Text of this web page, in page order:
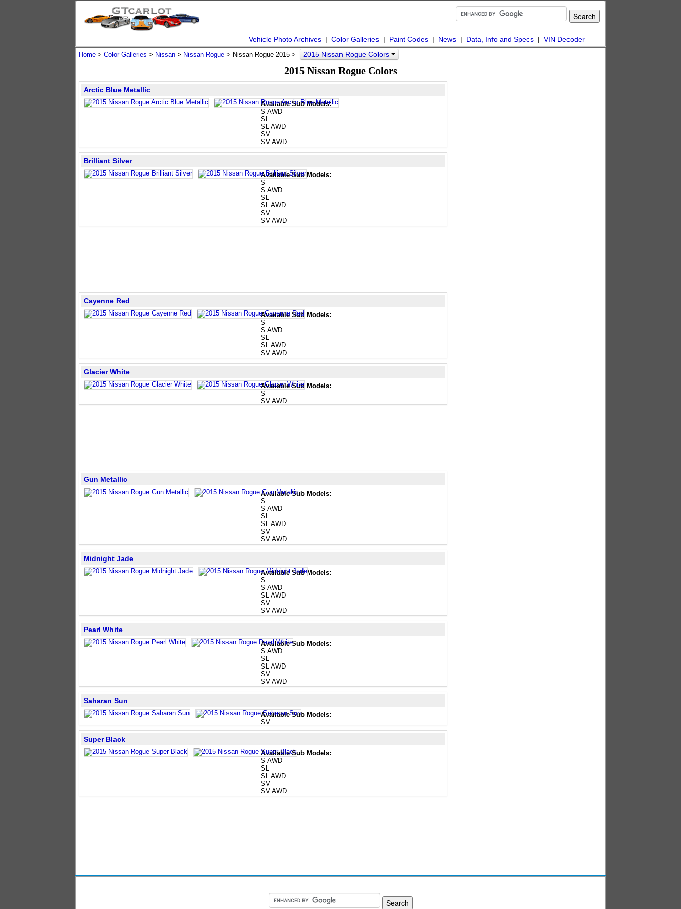
Vehicle Photo Archives | Color Galleries | Paint Codes | News | Data, Info and Specs | VIN Decoder
Home > Color Galleries > Nissan > Nissan Rogue > Nissan Rogue 2015 > 2015 Nissan Rogue Colors
2015 Nissan Rogue Colors
Available Sub Models:
S AWD
SL
SL AWD
SV
SV AWD
Arctic Blue Metallic
Available Sub Models:
S
S AWD
SL
SL AWD
SV
SV AWD
Brilliant Silver
Available Sub Models:
S
S AWD
SL
SL AWD
SV AWD
Cayenne Red
Available Sub Models:
S
SV AWD
Glacier White
Available Sub Models:
S
S AWD
SL
SL AWD
SV
SV AWD
Gun Metallic
Available Sub Models:
S
S AWD
SL AWD
SV
SV AWD
Midnight Jade
Available Sub Models:
S AWD
SL
SL AWD
SV
SV AWD
Pearl White
Available Sub Models:
SV
Saharan Sun
Available Sub Models:
S AWD
SL
SL AWD
SV
SV AWD
Super Black